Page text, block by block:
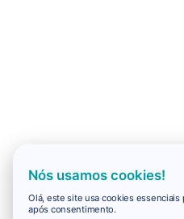
Nós usamos cookies!
Olá, este site usa cookies
após consentimento.